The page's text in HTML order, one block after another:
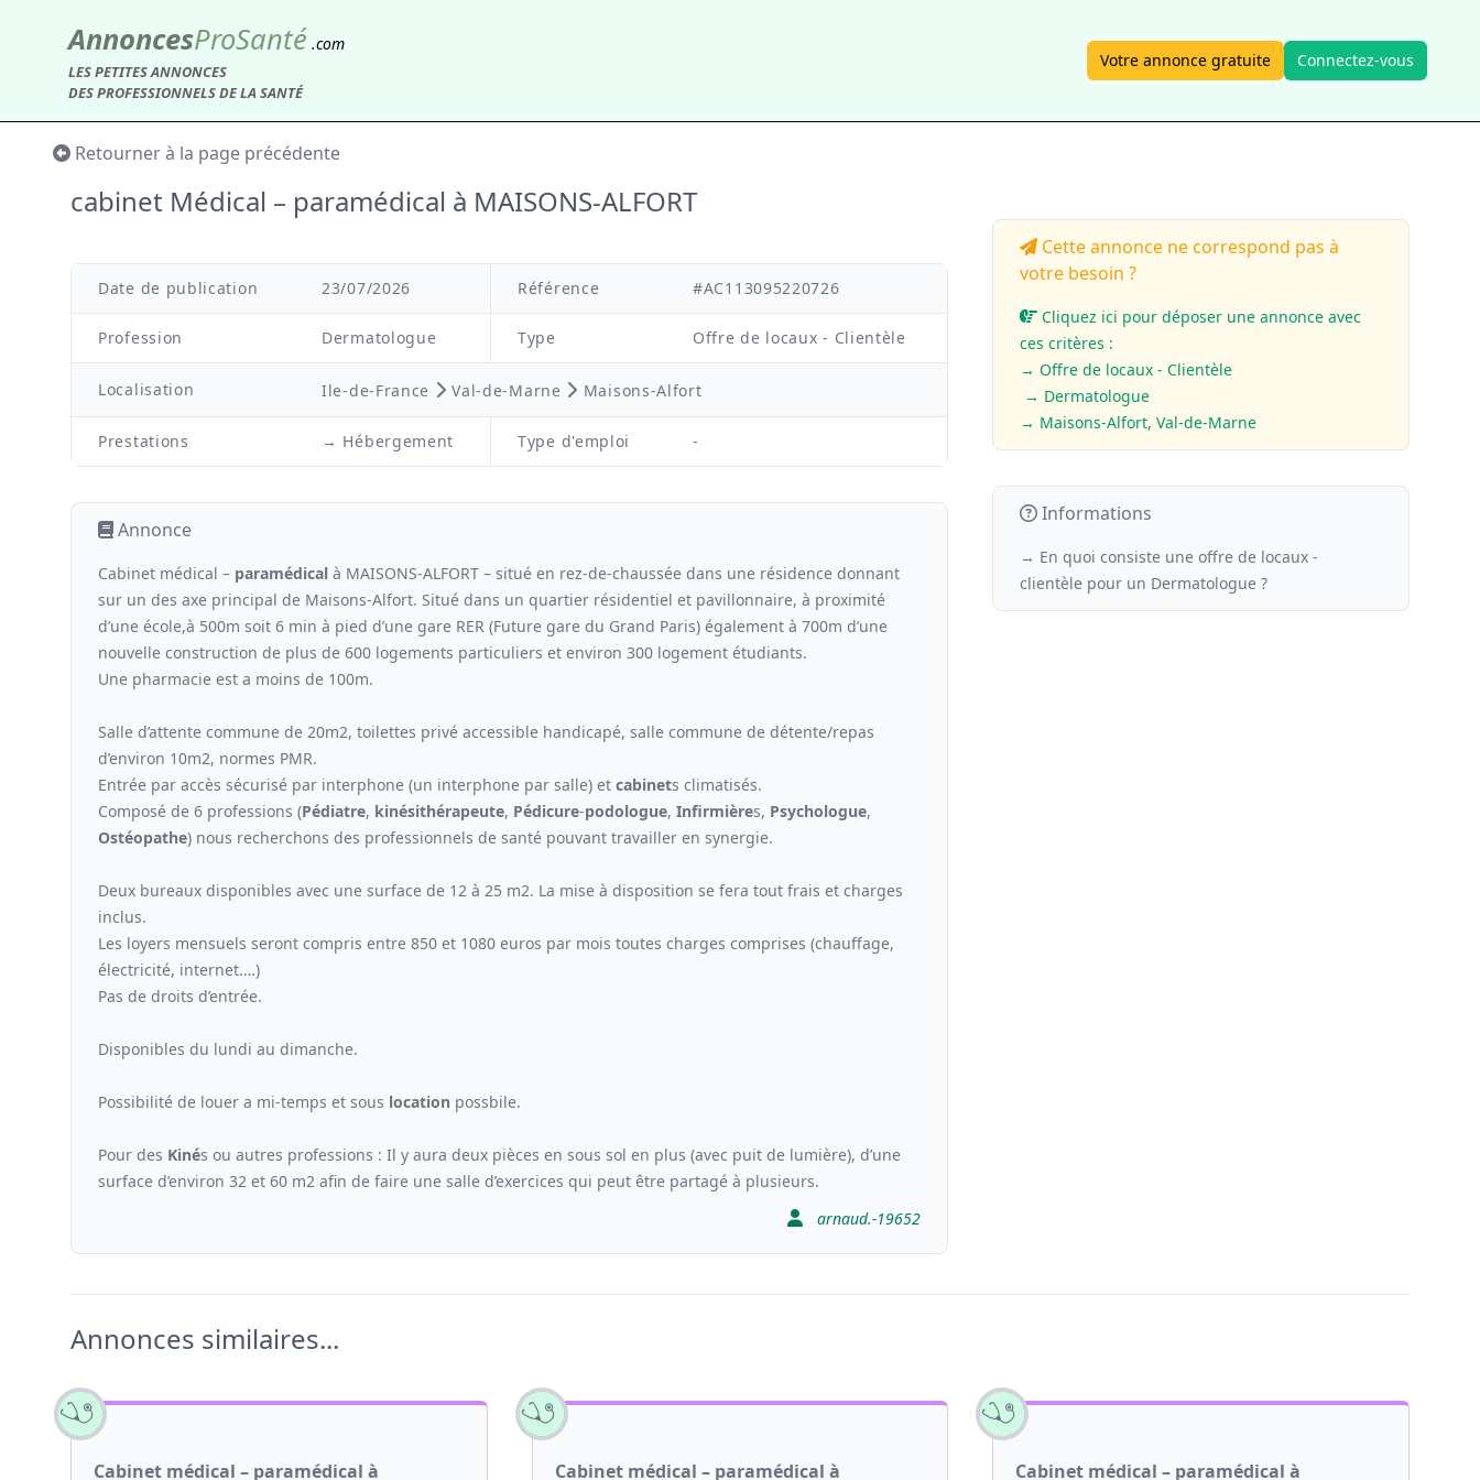
AnnoncesProSanté .com
LES PETITES ANNONCES
DES PROFESSIONNELS DE LA SANTÉ
Votre annonce gratuite Connectez-vous
Retourner à la page précédente
cabinet Médical – paramédical à MAISONS-ALFORT
Date de publication 23/07/2026 Référence #AC113095220726
Profession Dermatologue Type Offre de locaux - Clientèle
Localisation Ile-de-France Val-de-Marne Maisons-Alfort
Prestations → Hébergement Type d'emploi -
Annonce
Cabinet médical – paramédical à MAISONS-ALFORT – situé en rez-de-chaussée dans une résidence donnant
sur un des axe principal de Maisons-Alfort. Situé dans un quartier résidentiel et pavillonnaire, à proximité
d’une école,à 500m soit 6 min à pied d’une gare RER (Future gare du Grand Paris) également à 700m d’une
nouvelle construction de plus de 600 logements particuliers et environ 300 logement étudiants.
Une pharmacie est a moins de 100m.
Salle d’attente commune de 20m2, toilettes privé accessible handicapé, salle commune de détente/repas
d’environ 10m2, normes PMR.
Entrée par accès sécurisé par interphone (un interphone par salle) et cabinets climatisés.
Composé de 6 professions (Pédiatre, kinésithérapeute, Pédicure-podologue, Infirmières, Psychologue,
Ostéopathe) nous recherchons des professionnels de santé pouvant travailler en synergie.
Deux bureaux disponibles avec une surface de 12 à 25 m2. La mise à disposition se fera tout frais et charges
inclus.
Les loyers mensuels seront compris entre 850 et 1080 euros par mois toutes charges comprises (chauffage,
électricité, internet.…)
Pas de droits d’entrée.
Disponibles du lundi au dimanche.
Possibilité de louer a mi-temps et sous location possbile.
Pour des Kinés ou autres professions : Il y aura deux pièces en sous sol en plus (avec puit de lumière), d’une
surface d’environ 32 et 60 m2 afin de faire une salle d’exercices qui peut être partagé à plusieurs.
arnaud.-19652
Cette annonce ne correspond pas à
votre besoin ?
Cliquez ici pour déposer une annonce avec
ces critères :
→ Offre de locaux - Clientèle
→ Dermatologue
→ Maisons-Alfort, Val-de-Marne
Informations
→ En quoi consiste une offre de locaux -
clientèle pour un Dermatologue ?
Annonces similaires...
Cabinet médical – paramédical à Cabinet médical – paramédical à Cabinet médical – paramédical à